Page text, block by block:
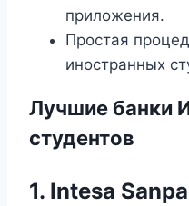
приложения.
Простая
иностранных
Лучшие банки
студентов
1. Intesa